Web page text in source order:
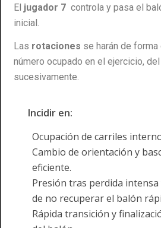
El jugador 7 controla y pasa el
inicial.
Las rotaciones se harán de
número ocupado en el ejercicio,
sucesivamente.
Incidir en:
Ocupación de carriles
Cambio de orientación y
eficiente.
Presión tras perdida
de no recuperar el balón
Rápida transición y